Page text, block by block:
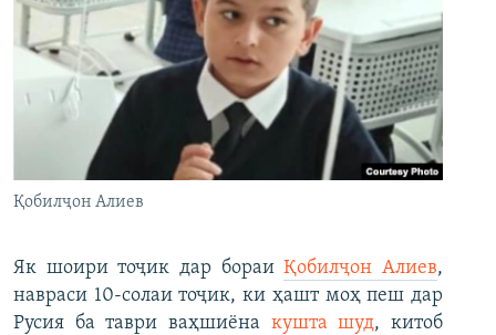
Қобилҷон Алиев
Як шоири тоҷик дар бораиҚобилҷон Алиев,
навраси 10-солаи тоҷик, ки ҳашт моҳ пеш дар
Русия ба таври ваҳшиёна кушта шуд, китоб